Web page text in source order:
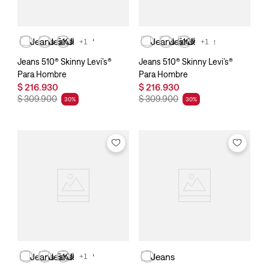
+1
Jeans 510® Skinny Levi’s®
Para Hombre
$216.930
$309.900 30%
+1
Jeans 510® Skinny Levi’s®
Para Hombre
$216.930
$309.900 30%
+1